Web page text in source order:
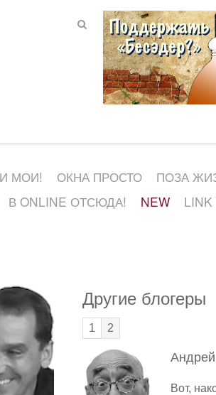
МОИ! ОКНА ПРОСТО ПОЗА
В ONLINE ОТСЮДА! NEW LINK
Другие блогеры
1 2
Андрей
Вот,